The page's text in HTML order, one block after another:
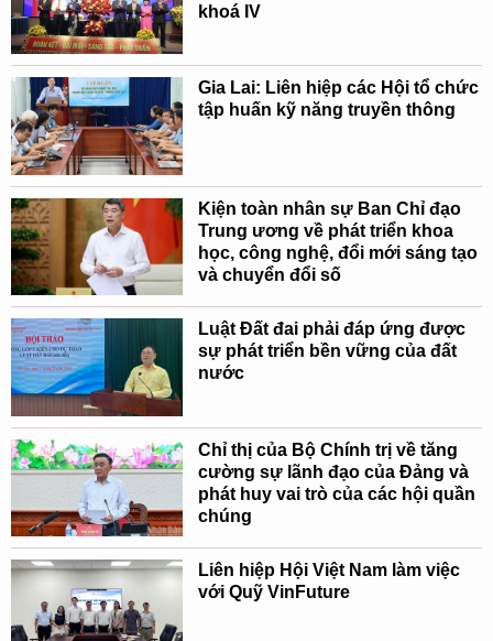
khoá IV
Gia Lai: Liên hiệp các Hội tổ chức
tập huấn kỹ năng truyền thông
Kiện toàn nhân sự Ban Chỉ đạo
Trung ương về phát triển khoa
học, công nghệ, đổi mới sáng tạo
và chuyển đổi số
Luật Đất đai phải đáp ứng được
sự phát triển bền vững của đất
nước
Chỉ thị của Bộ Chính trị về tăng
cường sự lãnh đạo của Đảng và
phát huy vai trò của các hội quần
chúng
Liên hiệp Hội Việt Nam làm việc
với Quỹ VinFuture